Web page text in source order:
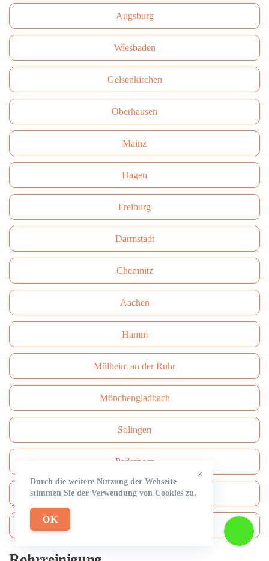
Augsburg
Wiesbaden
Gelsenkirchen
Oberhausen
Mainz
Hagen
Freiburg
Darmstadt
Сhemnitz
Aachen
Hamm
Mülheim an der Ruhr
Mönchengladbach
Solingen
Paderborn
Bottrop
×
Durch die weitere Nutzung der Webseite
stimmen Sie der Verwendung von Cookies zu.
OK